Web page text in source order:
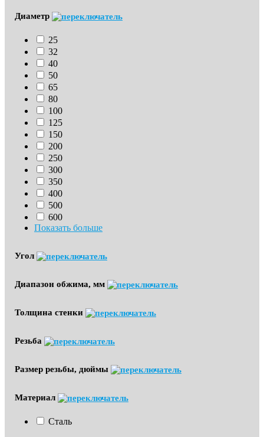
Диаметр
25
32
40
50
65
80
100
125
150
200
250
300
350
400
500
600
Показать больше
Угол
Диапазон обжима, мм
Толщина стенки
Резьба
Размер резьбы, дюймы
Материал
Сталь